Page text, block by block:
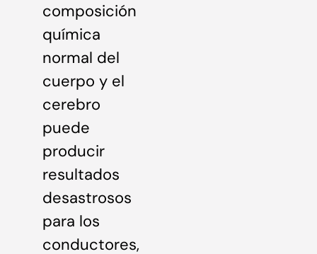
composición
química
normal del
cuerpo y el
cerebro
puede
producir
resultados
desastrosos
para los
conductores,